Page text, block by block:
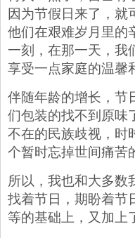
因为节假日来了，就
他们在艰难岁月里的
一刻，在那一天，我
享受一点家庭的温馨
伴随年龄的增长，节
们包装的找不到原味
不在的民族歧视，时
个暂时忘掉世间痛苦
所以，我也和大多数
找着节日，期盼着节
等的基础上，又加上